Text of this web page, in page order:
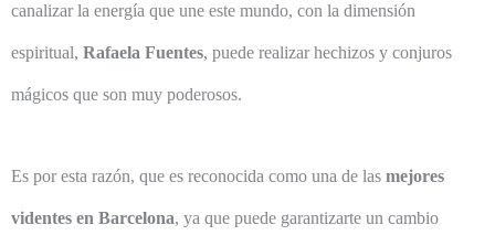
canalizar la energía que une este mundo, con la dimensión
espiritual, Rafaela Fuentes, puede realizar hechizos y conjuros
mágicos que son muy poderosos.
Es por esta razón, que es reconocida como una de las mejores
videntes en Barcelona, ya que puede garantizarte un cambio